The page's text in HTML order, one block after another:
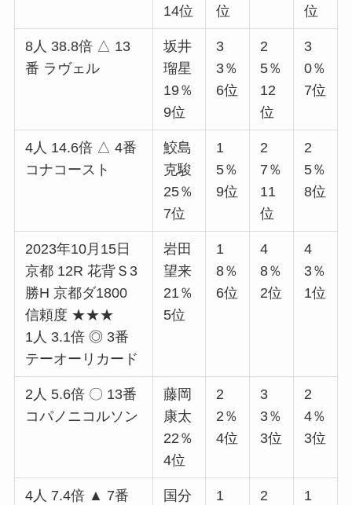
14位
位
位
8人 38.8倍 △ 13
番 ラヴェル
坂井
瑠星
19％
9位
3
3％
6位
2
5％
12
位
3
0％
7位
4人 14.6倍 △ 4番
コナコースト
鮫島
克駿
25％
7位
1
5％
9位
2
7％
11
位
2
5％
8位
2023年10月15日
京都 12R 花背Ｓ3
勝H 京都ダ1800
信頼度 ★★★
1人 3.1倍 ◎ 3番
テーオーリカード
岩田
望来
21％
5位
1
8％
6位
4
8％
2位
4
3％
1位
2人 5.6倍 〇 13番
コパノニコルソン
藤岡
康太
22％
4位
2
2％
4位
3
3％
3位
2
4％
3位
4人 7.4倍 ▲ 7番
国分
1
2
1